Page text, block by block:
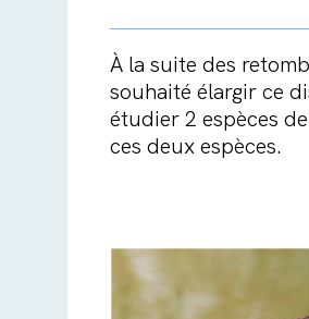
À la suite des
souhaité élargir ce
étudier 2 espèces
ces deux espèces.